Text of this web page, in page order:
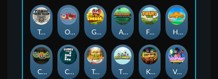
Toshi Video Club OmNom Get The Cheese Aztec Twist Fruit Duel Hop'n'Pop
Chaos Crew Cubes 2 Tai The Toad The Respinners Klowns Vending Machine